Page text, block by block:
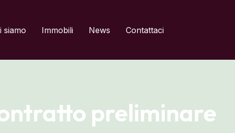
siamo Immobili News Contattaci
preliminare